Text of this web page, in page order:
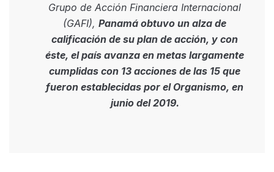
Grupo de Acción Financiera Internacional
(GAFI), Panamá obtuvo un alza de
calificación de su plan de acción, y con
éste, el país avanza en metas largamente
cumplidas con 13 acciones de las 15 que
fueron establecidas por el Organismo, en
junio del 2019.